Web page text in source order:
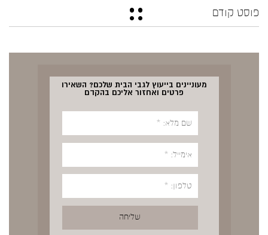
פוסט קודם
מעוניינים בייעוץ לגבי הבית שלכם? השאירו
פרטים ואחזור אליכם בהקדם